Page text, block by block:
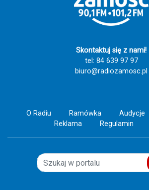
Skontaktuj się z nami!
tel: 84 639 97 97
biuro@radiozamosc.pl
O Radiu Ramówka Audycje
Reklama
Regulamin